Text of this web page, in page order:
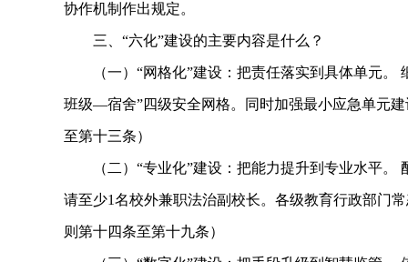
协作机制作出规定。
三、“六化”建设的主要内容是什么？
（一）“网格化”建设：把责任落实到具体单元。
班级—宿舍”四级安全网格。同时加强最小应急单元
至第十三条）
（二）“专业化”建设：把能力提升到专业水平。
请至少1名校外兼职法治副校长。各级教育行政部门
则第十四条至第十九条）